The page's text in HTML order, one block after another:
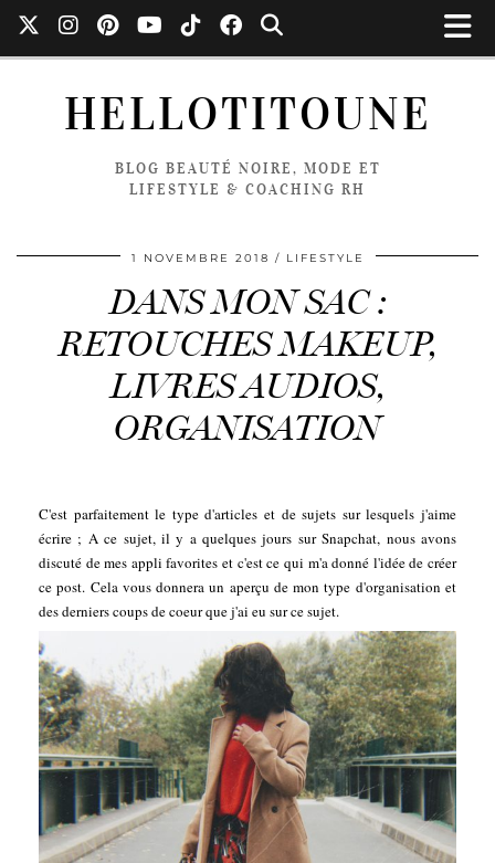
HELLOTITOUNE
BLOG BEAUTÉ NOIRE, MODE ET
LIFESTYLE & COACHING RH
1 NOVEMBRE 2018 LIFESTYLE
DANS MON SAC :
RETOUCHES MAKEUP,
LIVRES AUDIOS,
ORGANISATION
C'est parfaitement le type d'articles et de sujets sur lesquels j'aime
écrire ; A ce sujet, il y a quelques jours sur Snapchat, nous avons
discuté de mes appli favorites et c'est ce qui m'a donné l'idée de créer
ce post. Cela vous donnera un aperçu de mon type d'organisation et
des derniers coups de coeur que j'ai eu sur ce sujet.